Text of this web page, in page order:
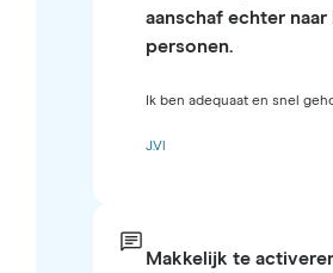
aanschaf echter naar
personen.
Ik ben adequaat en snel
J.Vl
Makkelijk te